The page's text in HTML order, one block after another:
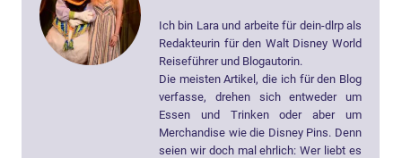
Ich bin Lara und arbeite für dein-dlrp als
Redakteurin für den Walt Disney World
Reiseführer und Blogautorin.
Die meisten Artikel, die ich für den Blog
verfasse, drehen sich entweder um
Essen und Trinken oder aber um
Merchandise wie die Disney Pins. Denn
seien wir doch mal ehrlich: Wer liebt es